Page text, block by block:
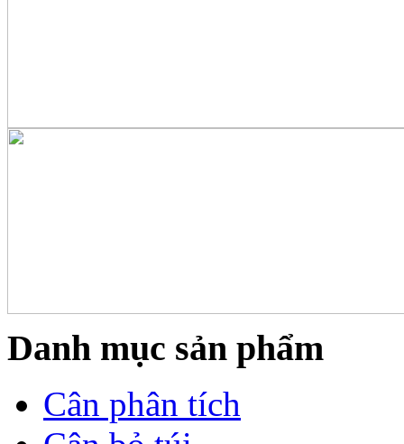
Danh mục sản phẩm
Cân phân tích